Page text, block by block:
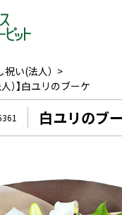
い(法人） >
）】白ユリのブーケ
白ユリのブ